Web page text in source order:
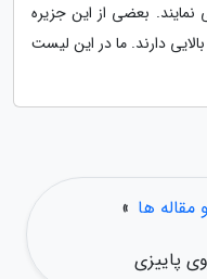
بعضی از این جزیره
دارند. ما در این لیست
مقاله ها »
پاییزی